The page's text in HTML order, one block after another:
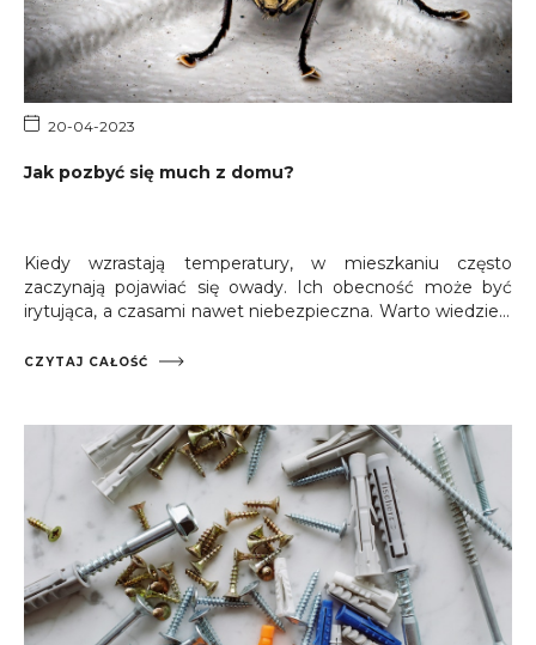
20-04-2023
Jak pozbyć się much z domu?
Kiedy wzrastają temperatury, w mieszkaniu często
zaczynają pojawiać się owady. Ich obecność może być
irytująca, a czasami nawet niebezpieczna. Warto wiedzieć,
sobie z tym poradzić.
CZYTAJ CAŁOŚĆ